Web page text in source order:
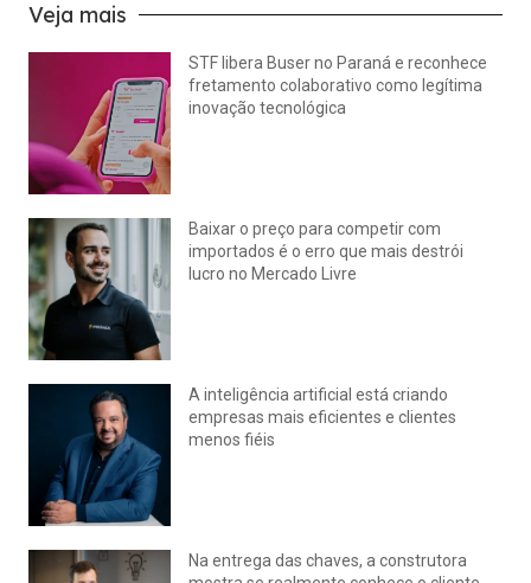
Veja mais
STF libera Buser no Paraná e reconhece
fretamento colaborativo como legítima
inovação tecnológica
Baixar o preço para competir com
importados é o erro que mais destrói
lucro no Mercado Livre
A inteligência artificial está criando
empresas mais eficientes e clientes
menos fiéis
Na entrega das chaves, a construtora